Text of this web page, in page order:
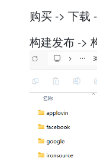
购买 -> 下载
构建发布 ->